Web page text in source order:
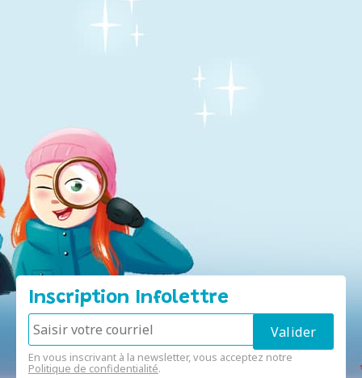
Inscription Infolettre
En vous inscrivant à la newsletter, vous acceptez notre
Politique de confidentialité.